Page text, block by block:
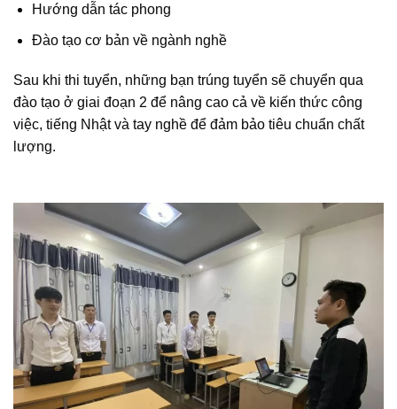
Hướng dẫn tác phong
Đào tạo cơ bản về ngành nghề
Sau khi thi tuyển, những bạn trúng tuyển sẽ chuyển qua
đào tạo ở giai đoạn 2 để nâng cao cả về kiến thức công
việc, tiếng Nhật và tay nghề để đảm bảo tiêu chuẩn chất
lượng.